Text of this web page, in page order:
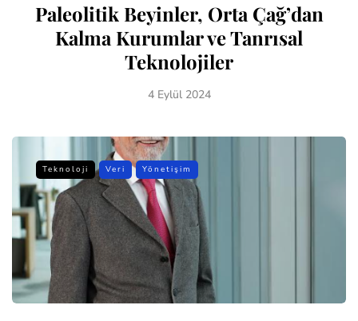
Paleolitik Beyinler, Orta Çağ’dan
Kalma Kurumlar ve Tanrısal
Teknolojiler
4 Eylül 2024
Teknoloji Veri Yönetişim